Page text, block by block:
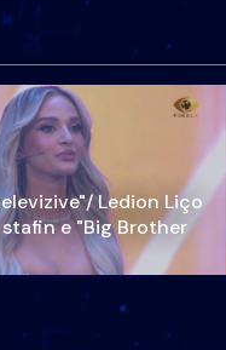
Ledion Liço
e "Big Brother